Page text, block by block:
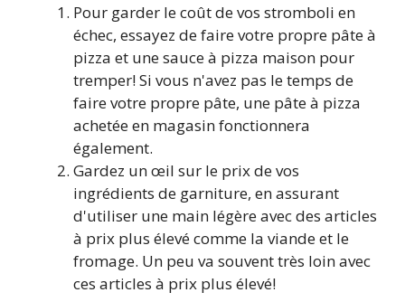
Pour garder le coût de vos stromboli en
échec, essayez de faire votre propre pâte à
pizza et une sauce à pizza maison pour
tremper! Si vous n'avez pas le temps de
faire votre propre pâte, une pâte à pizza
achetée en magasin fonctionnera
également.
Gardez un œil sur le prix de vos
ingrédients de garniture, en assurant
d'utiliser une main légère avec des articles
à prix plus élevé comme la viande et le
fromage. Un peu va souvent très loin avec
ces articles à prix plus élevé!